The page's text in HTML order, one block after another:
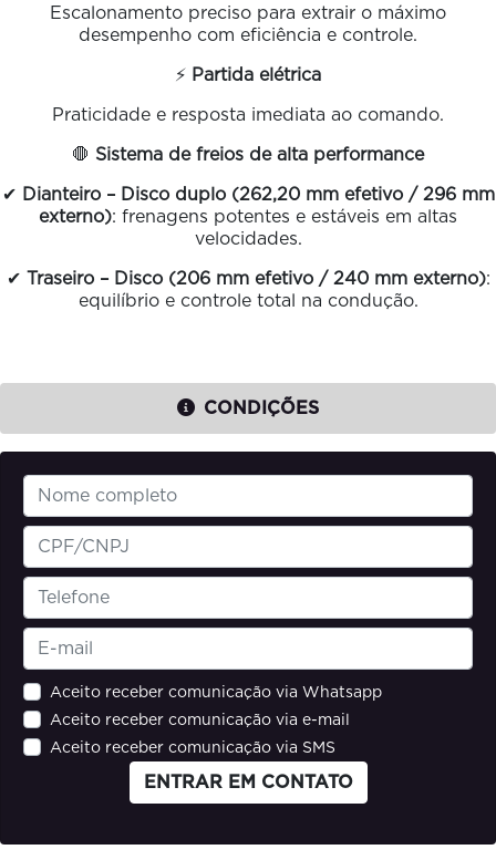
Escalonamento preciso para extrair o máximo
desempenho com eficiência e controle.
⚡ Partida elétrica
Praticidade e resposta imediata ao comando.
🛑 Sistema de freios de alta performance
✔ Dianteiro – Disco duplo (262,20 mm efetivo / 296 mm
externo): frenagens potentes e estáveis em altas
velocidades.
✔ Traseiro – Disco (206 mm efetivo / 240 mm externo):
equilíbrio e controle total na condução.
CONDIÇÕES
Aceito receber comunicação via Whatsapp
Aceito receber comunicação via e-mail
Aceito receber comunicação via SMS
ENTRAR EM CONTATO